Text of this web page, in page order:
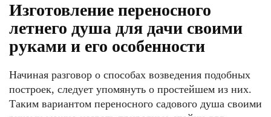
Изготовление переносного
летнего душа для дачи своими
руками и его особенности
Начиная разговор о способах возведения подобных
построек, следует упомянуть о простейшем из них.
Таким вариантом переносного садового душа своими